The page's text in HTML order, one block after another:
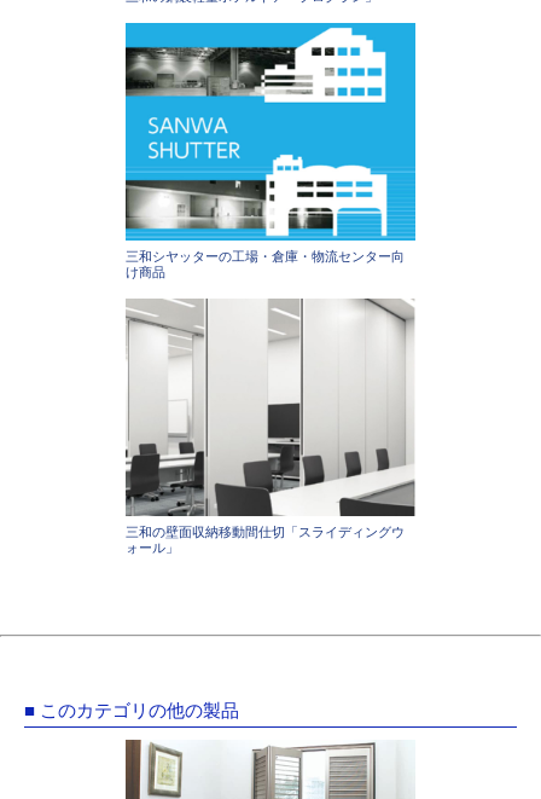
三和シヤッターの工場・倉庫・物流センター向
け商品
三和の壁面収納移動間仕切「スライディングウ
ォール」
■ このカテゴリの他の製品